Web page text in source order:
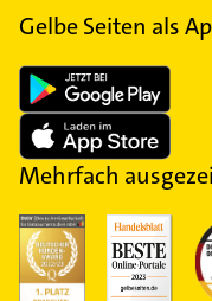
Gelbe Seiten als
Mehrfach